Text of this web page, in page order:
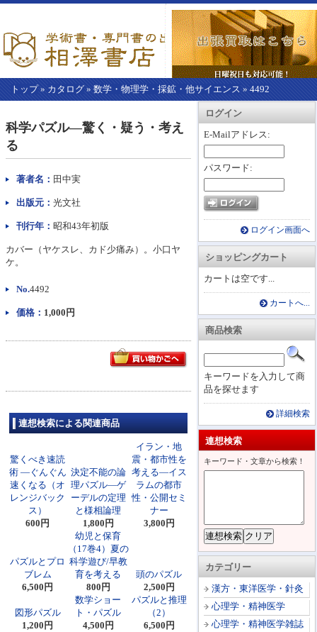
トップ» カタログ » 数学・物理学・採鉱・他サイエンス » 4492
カートを見る
ログイン
E-Mailアドレス:
パスワード:
ログイン画面へ
ショッピングカート
カートは空です...
カートへ...
商品検索
キーワードを入力して商
品を探せます
詳細検索
連想検索
キーワード・文章から検索！
カテゴリー
漢方・東洋医学・針灸
心理学・精神医学
心理学・精神医学雑誌
こ
か
ら
本
文】
科学パズル―驚く・疑う・考え
る
著者名： 田中実
出版元： 光文社
刊行年： 昭和43年初版
カバー（ヤケスレ、カド少痛み）。小口ヤ
ケ。
No.4492
価格： 1,000円
連想検索による関連商品
驚くべき速読
術 ―ぐんぐん
速くなる（オ
レンジバック
ス）
600円
決定不能の論
理パズル―ゲ
ーデルの定理
と様相論理
1,800円
イラン・地
震・都市性を
考える―イス
ラムの都市
性・公開セミ
ナー
3,800円
パズルとプロ
ブレム
6,500円
幼児と保育
（17巻4）夏の
科学遊び/早教
育を考える
800円
頭のパズル
2,500円
図形パズル
1,200円
数学ショー
ト・パズル
4,500円
パズルと推理
（2）
6,500円